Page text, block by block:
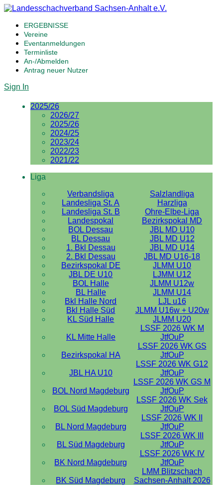
ERGEBNISSE
Vereine
Eventanmeldungen
Terminliste
An-/Abmelden
Antrag neuer Nutzer
Sign In
2025/26
2026/27
2025/26
2024/25
2023/24
2022/23
2021/22
Liga
Verbandsliga
Salzlandliga
Landesliga St. A
Harzliga
Landesliga St. B
Ohre-Elbe-Liga
Landespokal
Bezirkspokal MD
BOL Dessau
JBL MD U10
BL Dessau
JBL MD U12
1. Bkl Dessau
JBL MD U14
2. Bkl Dessau
JBL MD U16-18
Bezirkspokal DE
JLMM U10
JBL DE U10
LJMM U12
BOL Halle
JLMM U12w
BL Halle
JLMM U14
Bkl Halle Nord
LJL u16
Bkl Halle Süd
JLMM U16w + U20w
KL Süd Halle
JLMM U20
KL Mitte Halle
LSSF 2026 WK M
JtfOuP
Bezirkspokal HA
LSSF 2026 WK GS
JtfOuP
JBL HA U10
LSSF 2026 WK G12
JtfOuP
BOL Nord Magdeburg
LSSF 2026 WK GS M
JtfOuP
BOL Süd Magdeburg
LSSF 2026 WK Sek
JtfOuP
BL Nord Magdeburg
LSSF 2026 WK II
JtfOuP
BL Süd Magdeburg
LSSF 2026 WK III
JtfOuP
BK Nord Magdeburg
LSSF 2026 WK IV
JtfOuP
BK Süd Magdeburg
LMM Blitzschach
Sachsen-Anhalt 2026